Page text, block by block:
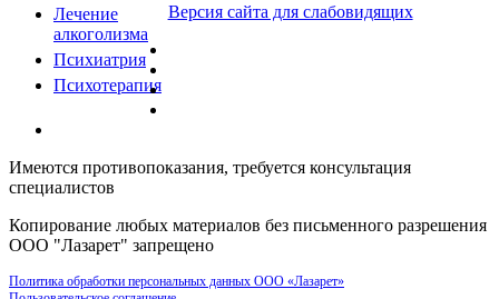
Лечение
алкоголизма
Психиатрия
Психотерапия
Версия сайта для слабовидящих
Имеются противопоказания, требуется консультация
специалистов
Копирование любых материалов без письменного разрешения
ООО "Лазарет" запрещено
Политика обработки персональных данных ООО «Лазарет»